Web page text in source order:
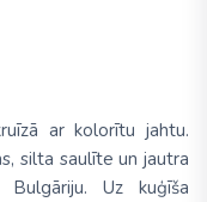
ar kolorītu jahtu.
silta saulīte un jautra
Uz kuģīša